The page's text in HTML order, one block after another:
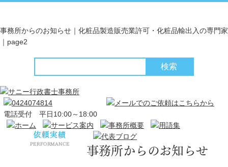
事務所からのお知らせ｜化粧品製造販売業許可・化粧品輸出入の専門家
｜page2
電話受付 平日10:00～18:00
事務所からのお知らせ